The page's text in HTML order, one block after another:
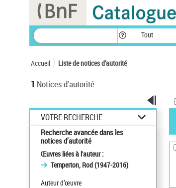
Tout
Accueil Liste de notices d’autorité
1 Notices d'autorité
VOTRE RECHERCHE
Recherche avancée dans les
notices d’autorité
Œuvres liées à l'auteur :
Temperton, Rod (1947-2016)
Auteur d’œuvre
Panneau de gestion des cookies